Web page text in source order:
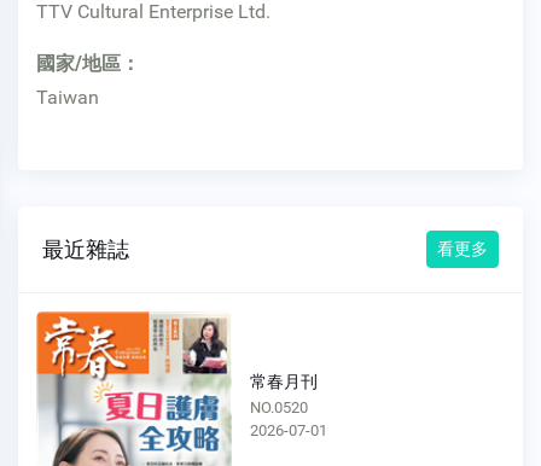
TTV Cultural Enterprise Ltd.
國家/地區：
Taiwan
最近雜誌 看更多
常春月刊
NO.0519
2026-06-01